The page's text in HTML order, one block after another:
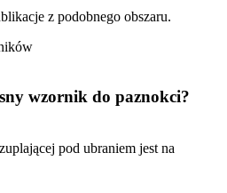
z podobnego obszaru.
wzornik do paznokci?